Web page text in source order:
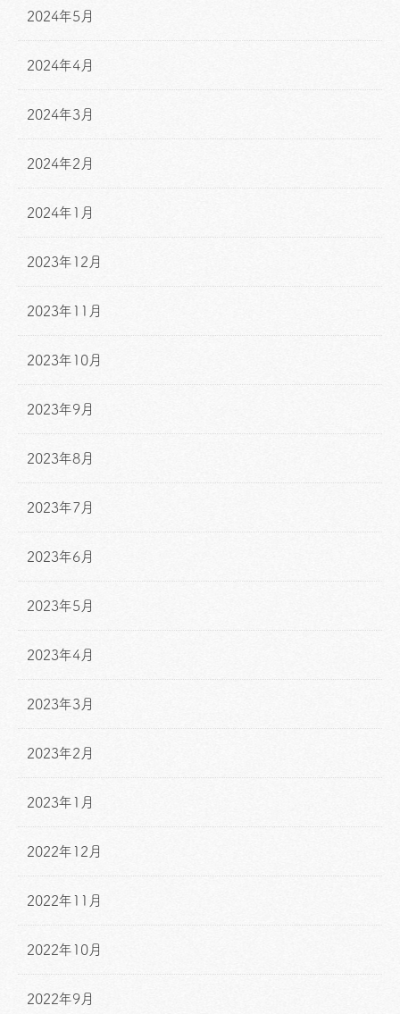
2024年5月
2024年4月
2024年3月
2024年2月
2024年1月
2023年12月
2023年11月
2023年10月
2023年9月
2023年8月
2023年7月
2023年6月
2023年5月
2023年4月
2023年3月
2023年2月
2023年1月
2022年12月
2022年11月
2022年10月
2022年9月